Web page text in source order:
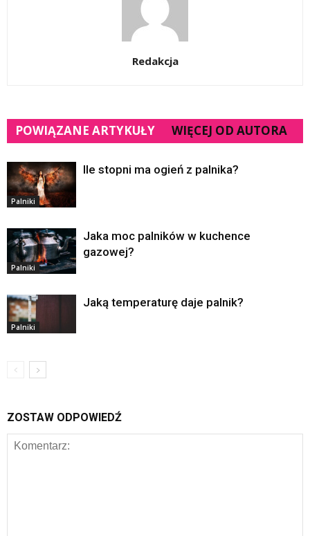
Redakcja
POWIĄZANE ARTYKUŁY WIĘCEJ OD AUTORA
Palniki
Ile stopni ma ogień z palnika?
Palniki
Jaka moc palników w kuchence
gazowej?
Palniki
Jaką temperaturę daje palnik?
ZOSTAW ODPOWIEDŹ